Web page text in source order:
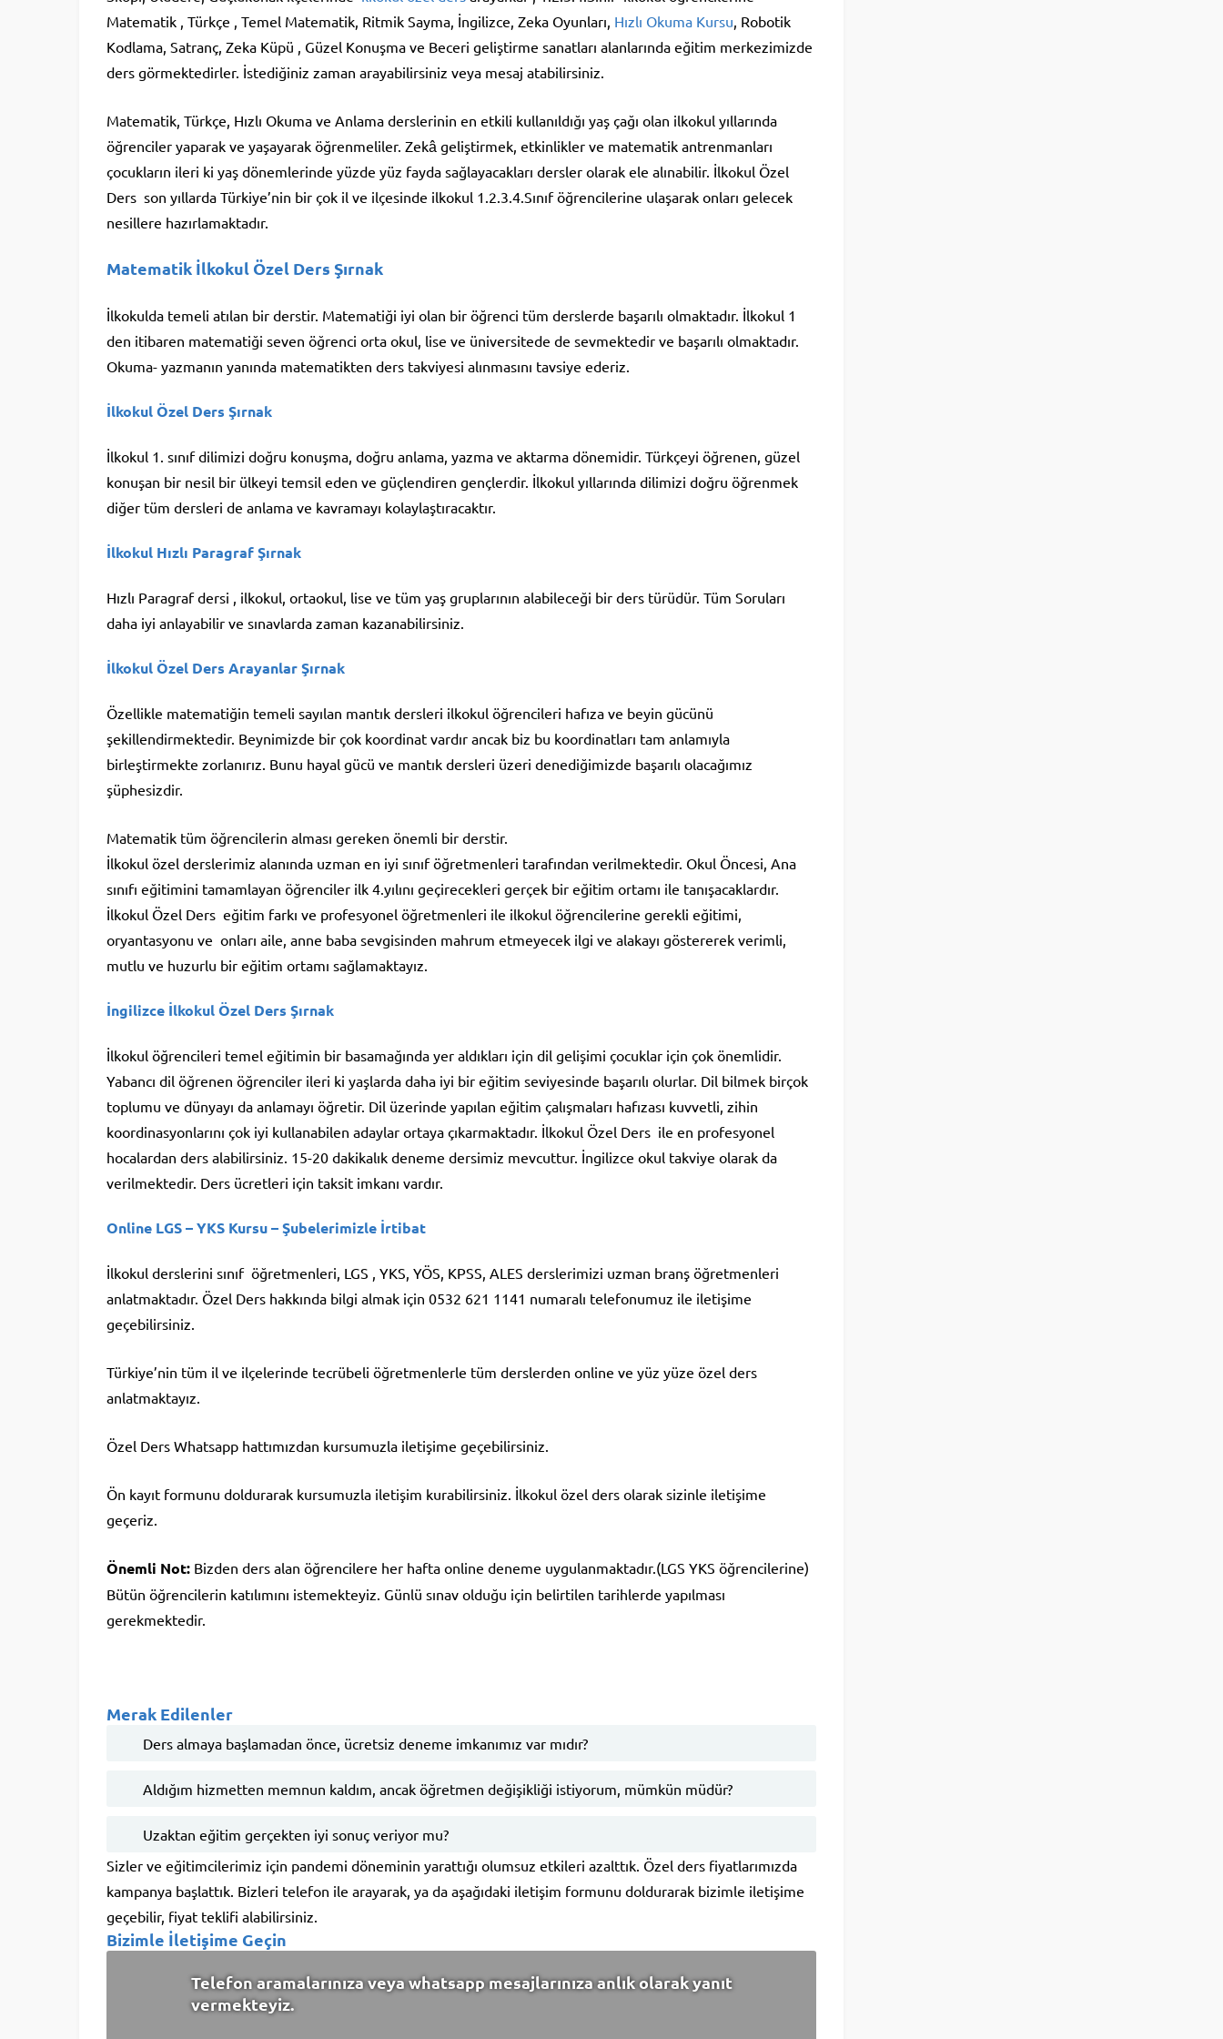
Matematik , Türkçe , Temel Matematik, Ritmik Sayma, İngilizce, Zeka Oyunları, Hızlı Okuma Kursu , Robotik
Kodlama, Satranç, Zeka Küpü , Güzel Konuşma ve Beceri geliştirme sanatları alanlarında eğitim merkezimizde
ders görmektedirler. İstediğiniz zaman arayabilirsiniz veya mesaj atabilirsiniz.
Matematik, Türkçe, Hızlı Okuma ve Anlama derslerinin en etkili kullanıldığı yaş çağı olan ilkokul yıllarında
öğrenciler yaparak ve yaşayarak öğrenmeliler. Zekâ geliştirmek, etkinlikler ve matematik antrenmanları
çocukların ileri ki yaş dönemlerinde yüzde yüz fayda sağlayacakları dersler olarak ele alınabilir. İlkokul Özel
Ders son yıllarda Türkiye’nin bir çok il ve ilçesinde ilkokul 1.2.3.4.Sınıf öğrencilerine ulaşarak onları gelecek
nesillere hazırlamaktadır.
Matematik İlkokul Özel Ders Şırnak
İlkokulda temeli atılan bir derstir. Matematiği iyi olan bir öğrenci tüm derslerde başarılı olmaktadır. İlkokul 1
den itibaren matematiği seven öğrenci orta okul, lise ve üniversitede de sevmektedir ve başarılı olmaktadır.
Okuma- yazmanın yanında matematikten ders takviyesi alınmasını tavsiye ederiz.
İlkokul Özel Ders Şırnak
İlkokul 1. sınıf dilimizi doğru konuşma, doğru anlama, yazma ve aktarma dönemidir. Türkçeyi öğrenen, güzel
konuşan bir nesil bir ülkeyi temsil eden ve güçlendiren gençlerdir. İlkokul yıllarında dilimizi doğru öğrenmek
diğer tüm dersleri de anlama ve kavramayı kolaylaştıracaktır.
İlkokul Hızlı Paragraf Şırnak
Hızlı Paragraf dersi , ilkokul, ortaokul, lise ve tüm yaş gruplarının alabileceği bir ders türüdür. Tüm Soruları
daha iyi anlayabilir ve sınavlarda zaman kazanabilirsiniz.
İlkokul Özel Ders Arayanlar Şırnak
Özellikle matematiğin temeli sayılan mantık dersleri ilkokul öğrencileri hafıza ve beyin gücünü
şekillendirmektedir. Beynimizde bir çok koordinat vardır ancak biz bu koordinatları tam anlamıyla
birleştirmekte zorlanırız. Bunu hayal gücü ve mantık dersleri üzeri denediğimizde başarılı olacağımız
şüphesizdir.
Matematik tüm öğrencilerin alması gereken önemli bir derstir.
İlkokul özel derslerimiz alanında uzman en iyi sınıf öğretmenleri tarafından verilmektedir. Okul Öncesi, Ana
sınıfı eğitimini tamamlayan öğrenciler ilk 4.yılını geçirecekleri gerçek bir eğitim ortamı ile tanışacaklardır.
İlkokul Özel Ders eğitim farkı ve profesyonel öğretmenleri ile ilkokul öğrencilerine gerekli eğitimi,
oryantasyonu ve onları aile, anne baba sevgisinden mahrum etmeyecek ilgi ve alakayı göstererek verimli,
mutlu ve huzurlu bir eğitim ortamı sağlamaktayız.
İngilizce İlkokul Özel Ders Şırnak
İlkokul öğrencileri temel eğitimin bir basamağında yer aldıkları için dil gelişimi çocuklar için çok önemlidir.
Yabancı dil öğrenen öğrenciler ileri ki yaşlarda daha iyi bir eğitim seviyesinde başarılı olurlar. Dil bilmek birçok
toplumu ve dünyayı da anlamayı öğretir. Dil üzerinde yapılan eğitim çalışmaları hafızası kuvvetli, zihin
koordinasyonlarını çok iyi kullanabilen adaylar ortaya çıkarmaktadır. İlkokul Özel Ders ile en profesyonel
hocalardan ders alabilirsiniz. 15-20 dakikalık deneme dersimiz mevcuttur. İngilizce okul takviye olarak da
verilmektedir. Ders ücretleri için taksit imkanı vardır.
Online LGS – YKS Kursu– Şubelerimizle İrtibat
İlkokul derslerini sınıf öğretmenleri, LGS , YKS, YÖS, KPSS, ALES derslerimizi uzman branş öğretmenleri
anlatmaktadır. Özel Ders hakkında bilgi almak için 0532 621 1141 numaralı telefonumuz ile iletişime
geçebilirsiniz.
Türkiye’nin tüm il ve ilçelerinde tecrübeli öğretmenlerle tüm derslerden online ve yüz yüze özel ders
anlatmaktayız.
Özel Ders Whatsapp hattımızdan kursumuzla iletişime geçebilirsiniz.
Ön kayıt formunu doldurarak kursumuzla iletişim kurabilirsiniz. İlkokul özel ders olarak sizinle iletişime
geçeriz.
Önemli Not: Bizden ders alan öğrencilere her hafta online deneme uygulanmaktadır.(LGS YKS öğrencilerine)
Bütün öğrencilerin katılımını istemekteyiz. Günlü sınav olduğu için belirtilen tarihlerde yapılması
gerekmektedir.
Merak Edilenler
Ders almaya başlamadan önce, ücretsiz deneme imkanımız var mıdır?
Aldığım hizmetten memnun kaldım, ancak öğretmen değişikliği istiyorum, mümkün müdür?
Uzaktan eğitim gerçekten iyi sonuç veriyor mu?
Sizler ve eğitimcilerimiz için pandemi döneminin yarattığı olumsuz etkileri azalttık. Özel ders fiyatlarımızda
kampanya başlattık. Bizleri telefon ile arayarak, ya da aşağıdaki iletişim formunu doldurarak bizimle iletişime
geçebilir, fiyat teklifi alabilirsiniz.
Bizimle İletişime Geçin
Telefon aramalarınıza veya whatsapp mesajlarınıza anlık olarak yanıt
vermekteyiz.